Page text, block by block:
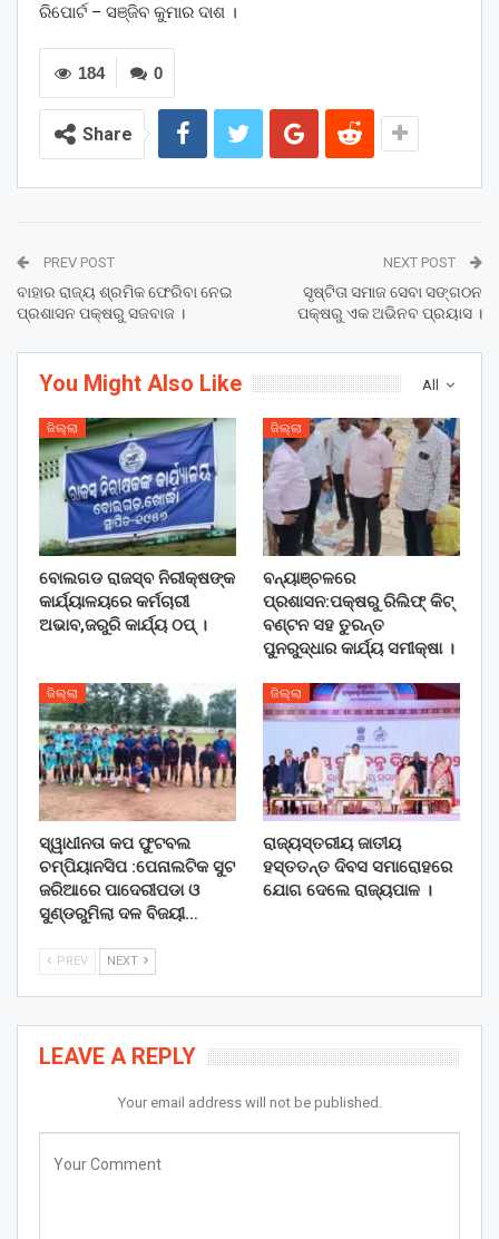
ରିପୋର୍ଟ – ସଞ୍ଜିବ କୁମାର ଦାଶ ।
0
184
Share
PREV POST
ବାହାର ରାଜ୍ୟ ଶ୍ରମିକ ଫେରିବା ନେଇ
ପ୍ରଶାସନ ପକ୍ଷରୁ ସଜବାଜ ।
NEXT POST
ସୃଷ୍ଟିତା ସମାଜ ସେବା ସଙ୍ଗଠନ
ପକ୍ଷରୁ ଏକ ଅଭିନବ ପ୍ରୟାସ ।
All
You Might Also Like
ଜିଲ୍ଲା
ବୋଲଗଡ ରାଜସ୍ବ ନିରୀକ୍ଷଙ୍କ
କାର୍ଯ୍ୟାଳୟରେ କର୍ମଚାରୀ
ଅଭାବ,ଜରୁରି କାର୍ଯ୍ୟ ଠପ୍ ।
ଜିଲ୍ଲା
ବନ୍ୟାଞ୍ଚଳରେ
ପ୍ରଶାସନ:ପକ୍ଷରୁ ରିଲିଫ୍ କିଟ୍
ବଣ୍ଟନ ସହ ତୁରନ୍ତ
ପୁନରୁଦ୍ଧାର କାର୍ଯ୍ୟ ସମୀକ୍ଷା ।
ଜିଲ୍ଲା
ସ୍ୱାଧୀନତା କପ ଫୁଟବଲ
ଚମ୍ପିୟାନସିପ :ପେନାଲଟିକ ସୁଟ
ଜରିଆରେ ପାଦେରୀପଡା ଓ
ସୁଣ୍ଡରୁମିଲା ଦଳ ବିଜୟୀ…
ଜିଲ୍ଲା
ରାଜ୍ୟସ୍ତରୀୟ ଜାତୀୟ
ହସ୍ତତନ୍ତ ଦିବସ ସମାରୋହରେ
ଯୋଗ ଦେଲେ ରାଜ୍ୟପାଳ ।
PREV NEXT
LEAVE A REPLY
Your email address will not be published.